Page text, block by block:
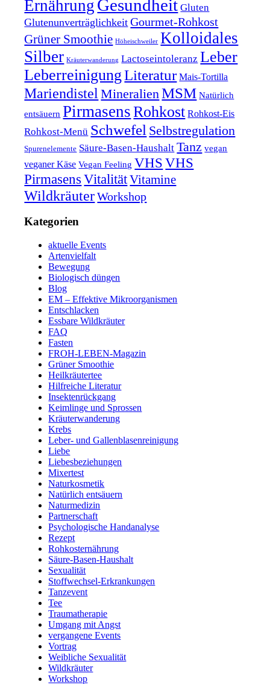
Ernährung Gesundheit Gluten
Glutenunverträglichkeit Gourmet-Rohkost
Grüner Smoothie Höheischweiler Kolloidales
Silber Kräuterwanderung Lactoseintoleranz Leber
LeberreinigungLiteratur Mais-Tortilla
Mariendistel Mineralien MSM Natürlich
entsäuern PirmasensRohkost Rohkost-Eis
Rohkost-Menü Schwefel Selbstregulation
Spurenelemente Säure-Basen-Haushalt Tanz vegan
veganer Käse Vegan Feeling VHS VHS
Pirmasens VitalitätVitamine
Wildkräuter Workshop
Kategorien
aktuelle Events
Artenvielfalt
Bewegung
Biologisch düngen
Blog
EM – Effektive Mikroorganismen
Entschlacken
Essbare Wildkräuter
FAQ
Fasten
FROH-LEBEN-Magazin
Grüner Smoothie
Heilkräutertee
Hilfreiche Literatur
Insektenrückgang
Keimlinge und Sprossen
Kräuterwanderung
Krebs
Leber- und Gallenblasenreinigung
Liebe
Liebesbeziehungen
Mixertest
Naturkosmetik
Natürlich entsäuern
Naturmedizin
Partnerschaft
Psychologische Handanalyse
Rezept
Rohkosternährung
Säure-Basen-Haushalt
Sexualität
Stoffwechsel-Erkrankungen
Tanzevent
Tee
Traumatherapie
Umgang mit Angst
vergangene Events
Vortrag
Weibliche Sexualität
Wildkräuter
Workshop